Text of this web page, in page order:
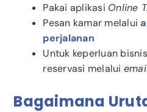
Pakai aplikasi Online
Pesan kamar melalui
perjalanan
Untuk keperluan
reservasi melalui
Bagaimana